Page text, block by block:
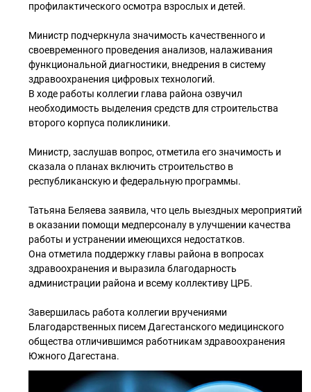
профилактического осмотра взрослых и детей.
Министр подчеркнула значимость качественного и
своевременного проведения анализов, налаживания
функциональной диагностики, внедрения в систему
здравоохранения цифровых технологий.
В ходе работы коллегии глава района озвучил
необходимость выделения средств для строительства
второго корпуса поликлиники.
Министр, заслушав вопрос, отметила его значимость и
сказала о планах включить строительство в
республиканскую и федеральную программы.
Татьяна Беляева заявила, что цель выездных мероприятий
в оказании помощи медперсоналу в улучшении качества
работы и устранении имеющихся недостатков.
Она отметила поддержку главы района в вопросах
здравоохранения и выразила благодарность
администрации района и всему коллективу ЦРБ.
Завершилась работа коллегии вручениями
Благодарственных писем Дагестанского медицинского
общества отличившимся работникам здравоохранения
Южного Дагестана.